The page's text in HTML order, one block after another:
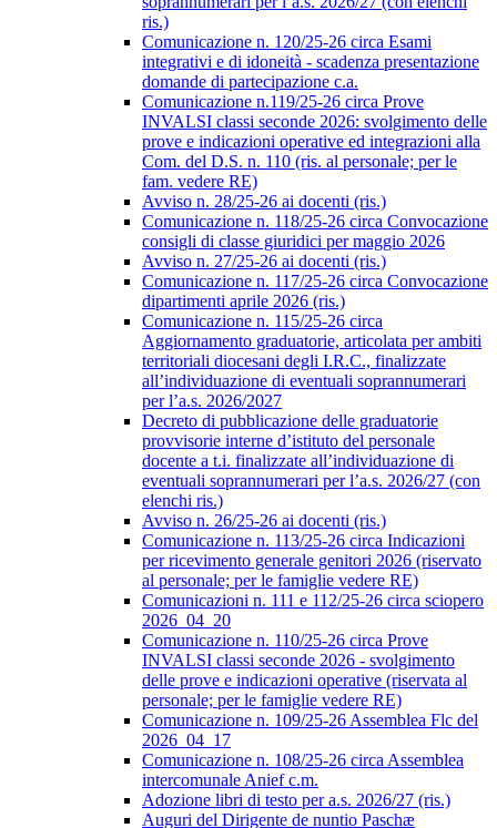
ris.)
Comunicazione n. 120/25-26 circa Esami
integrativi e di idoneità - scadenza presentazione
domande di partecipazione c.a.
Comunicazione n.119/25-26 circa Prove
INVALSI classi seconde 2026: svolgimento delle
prove e indicazioni operative ed integrazioni alla
Com. del D.S. n. 110 (ris. al personale; per le
fam. vedere RE)
Avviso n. 28/25-26 ai docenti (ris.)
Comunicazione n. 118/25-26 circa Convocazione
consigli di classe giuridici per maggio 2026
Avviso n. 27/25-26 ai docenti (ris.)
Comunicazione n. 117/25-26 circa Convocazione
dipartimenti aprile 2026 (ris.)
Comunicazione n. 115/25-26 circa
Aggiornamento graduatorie, articolata per ambiti
territoriali diocesani degli I.R.C., finalizzate
all’individuazione di eventuali soprannumerari
per l’a.s. 2026/2027
Decreto di pubblicazione delle graduatorie
provvisorie interne d’istituto del personale
docente a t.i. finalizzate all’individuazione di
eventuali soprannumerari per l’a.s. 2026/27 (con
elenchi ris.)
Avviso n. 26/25-26 ai docenti (ris.)
Comunicazione n. 113/25-26 circa Indicazioni
per ricevimento generale genitori 2026 (riservato
al personale; per le famiglie vedere RE)
Comunicazioni n. 111 e 112/25-26 circa sciopero
2026_04_20
Comunicazione n. 110/25-26 circa Prove
INVALSI classi seconde 2026 - svolgimento
delle prove e indicazioni operative (riservata al
personale; per le famiglie vedere RE)
Comunicazione n. 109/25-26 Assemblea Flc del
2026_04_17
Comunicazione n. 108/25-26 circa Assemblea
intercomunale Anief c.m.
Adozione libri di testo per a.s. 2026/27 (ris.)
Auguri del Dirigente de nuntio Paschæ